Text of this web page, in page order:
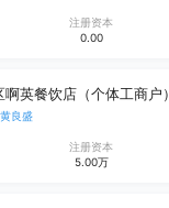
注册资本
0.00
英餐饮店（个体工商户）
黄良盛
注册资本
5.00万